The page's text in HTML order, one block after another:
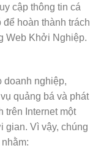
cập thông tin cá
hoàn thành trách
Web Khởi Nghiệp.
doanh nghiệp,
quảng bá và phát
trên Internet một
gian. Vì vậy, chúng